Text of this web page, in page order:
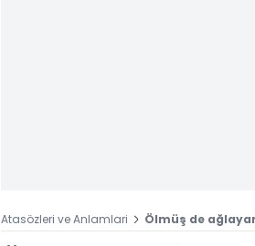
Atasözleri ve Anlamlari Ölmüş de